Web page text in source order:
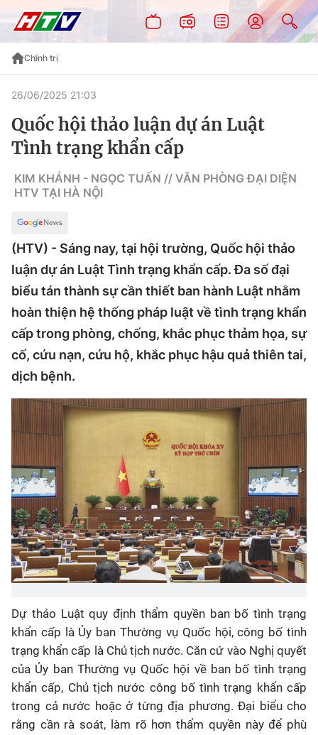
Chính trị
26/06/2025 21:03
Quốc hội thảo luận dự án Luật
Tình trạng khẩn cấp
KIM KHÁNH - NGỌC TUẤN // VĂN PHÒNG ĐẠI DIỆN
HTV TẠI HÀ NỘI
(HTV) - Sáng nay, tại hội trường, Quốc hội thảo
luận dự án Luật Tình trạng khẩn cấp. Đa số đại
biểu tán thành sự cần thiết ban hành Luật nhằm
hoàn thiện hệ thống pháp luật về tình trạng khẩn
cấp trong phòng, chống, khắc phục thảm họa, sự
cố, cứu nạn, cứu hộ, khắc phục hậu quả thiên tai,
dịch bệnh.
Dự thảo Luật quy định thẩm quyền ban bố tình trạng
khẩn cấp là Ủy ban Thường vụ Quốc hội, công bố tình
trạng khẩn cấp là Chủ tịch nước. Căn cứ vào Nghị quyết
của Ủy ban Thường vụ Quốc hội về ban bố tình trạng
khẩn cấp, Chủ tịch nước công bố tình trạng khẩn cấp
trong cả nước hoặc ở từng địa phương. Đại biểu cho
rằng cần rà soát, làm rõ hơn thẩm quyền này để phù